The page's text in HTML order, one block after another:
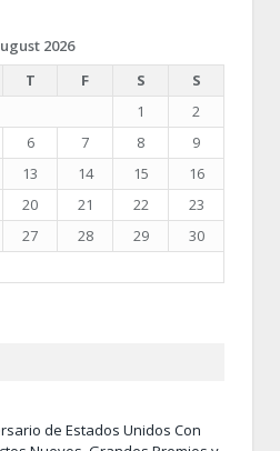
2026
T F S
S
1
2
6 7 8
9
13 14 15
16
20 21 22
23
27 28 29
30
de Estados Unidos Con